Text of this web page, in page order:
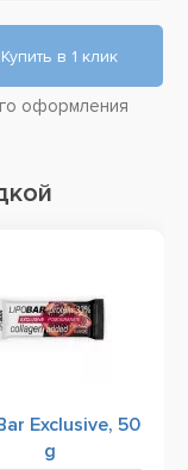
оформления
Exclusive, 50
g